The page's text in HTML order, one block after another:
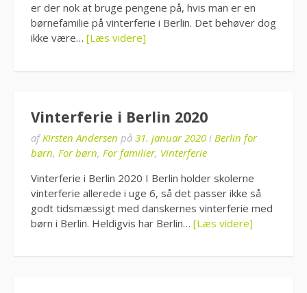
er der nok at bruge pengene på, hvis man er en
børnefamilie på vinterferie i Berlin. Det behøver dog
ikke være… [Læs videre]
Vinterferie i Berlin 2020
afKirsten Andersen på 31. januar 2020 i Berlin for
børn, For børn, For familier, Vinterferie
Vinterferie i Berlin 2020 I Berlin holder skolerne
vinterferie allerede i uge 6, så det passer ikke så
godt tidsmæssigt med danskernes vinterferie med
børn i Berlin. Heldigvis har Berlin… [Læs videre]